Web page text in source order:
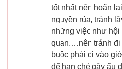
tốt nhất nên hoãn
nguyền rủa, tránh
những việc như hội
quan,…nên tránh đi
buộc phải đi vào
để hạn ché gây ẩu